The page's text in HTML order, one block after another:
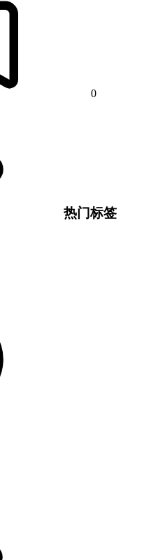
0
热门标签